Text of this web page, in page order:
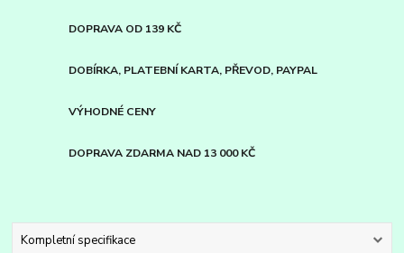
DOPRAVA OD 139 KČ
DOBÍRKA, PLATEBNÍ KARTA, PŘEVOD, PAYPAL
VÝHODNÉ CENY
DOPRAVA ZDARMA NAD 13 000 KČ
Kompletní specifikace